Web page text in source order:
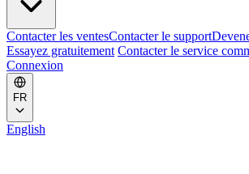
Contacter les ventesContacter le support
Essayez gratuitement Contacter le service
Connexion
FR
English